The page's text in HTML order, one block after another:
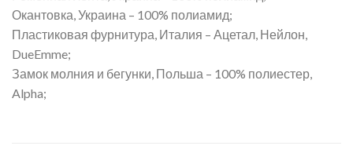
Окантовка, Украина – 100% полиамид;
Пластиковая фурнитура, Италия – Ацетал, Нейлон,
DueEmme;
Замок молния и бегунки, Польша – 100% полиестер,
Alpha;